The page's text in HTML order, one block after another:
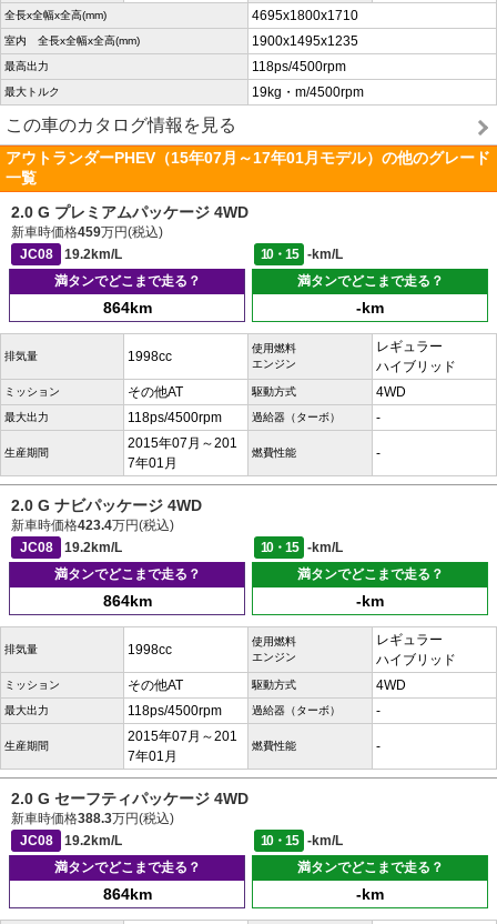
全長x全幅x全高(mm) 4695x1800x1710
室内 全長x全幅x全高(mm) 1900x1495x1235
最高出力 118ps/4500rpm
最大トルク 19kg・m/4500rpm
この車のカタログ情報を見る
アウトランダーPHEV（15年07月～17年01月モデル）の他のグレード
一覧
2.0 G プレミアムパッケージ 4WD
新車時価格459万円(税込)
JC08
19.2km/L 10・15
-km/L
満タンでどこまで走る？
864km
満タンでどこまで走る？
-km
排気量 1998cc
使用燃料
エンジン
レギュラー
ハイブリッド
ミッション その他AT 駆動方式 4WD
最大出力 118ps/4500rpm 過給器（ターボ） -
生産期間
2015年07月～201
7年01月
燃費性能 -
2.0 G ナビパッケージ 4WD
新車時価格423.4万円(税込)
JC08
19.2km/L 10・15
-km/L
満タンでどこまで走る？
864km
満タンでどこまで走る？
-km
排気量 1998cc
使用燃料
エンジン
レギュラー
ハイブリッド
ミッション その他AT 駆動方式 4WD
最大出力 118ps/4500rpm 過給器（ターボ） -
生産期間
2015年07月～201
7年01月
燃費性能 -
2.0 G セーフティパッケージ 4WD
新車時価格388.3万円(税込)
JC08
19.2km/L 10・15
-km/L
満タンでどこまで走る？
864km
満タンでどこまで走る？
-km